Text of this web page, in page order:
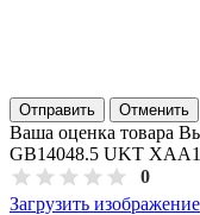
Отправить Отменить
Ваша оценка товара
GB14048.5 UKT
0
Загрузить изображение